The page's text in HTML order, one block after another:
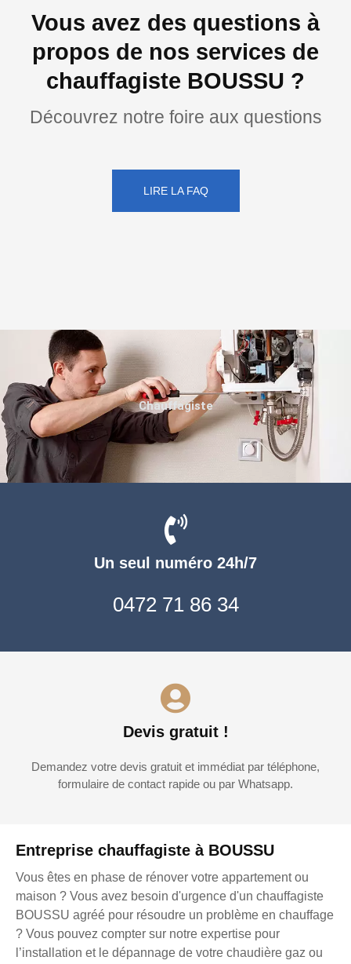
Vous avez des questions à
propos de nos services de
chauffagiste BOUSSU ?
Découvrez notre foire aux questions
LIRE LA FAQ
Entreprise chauffagiste à BOUSSU
Vous êtes en phase de rénover votre appartement ou
maison ? Vous avez besoin d'urgence d'un chauffagiste
BOUSSU agréé pour résoudre un problème en chauffage
? Vous pouvez compter sur notre expertise pour
l’installation et le dépannage de votre chaudière gaz ou
Un seul numéro 24h/7
0472 71 86 34
Devis gratuit !
Demandez votre devis gratuit et immédiat par téléphone,
formulaire de contact rapide ou par Whatsapp.
Chauffagiste